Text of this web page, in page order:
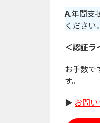
A.年間支
ください。
＜認証ラ
お手数で
す。
▶︎ お問